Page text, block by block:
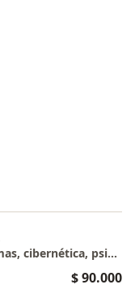
Psicólogo, teoría-práctica de sistemas, cibernética, psicoanálisis
$ 90.000